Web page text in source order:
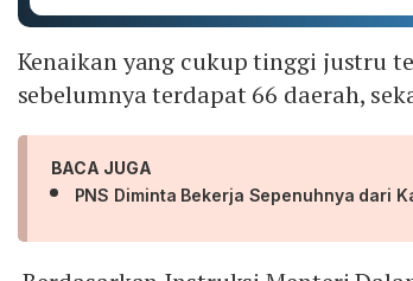
Kenaikan yang cukup tinggi justru
sebelumnya terdapat 66 daerah,
BACA JUGA
PNS Diminta Bekerja Sepenuhnya dari